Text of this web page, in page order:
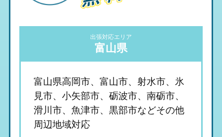
出張対応エリア
富山県
富山県高岡市、富山市、射水市、氷
見市、小矢部市、砺波市、南砺市、
滑川市、魚津市、黒部市などその他
周辺地域対応